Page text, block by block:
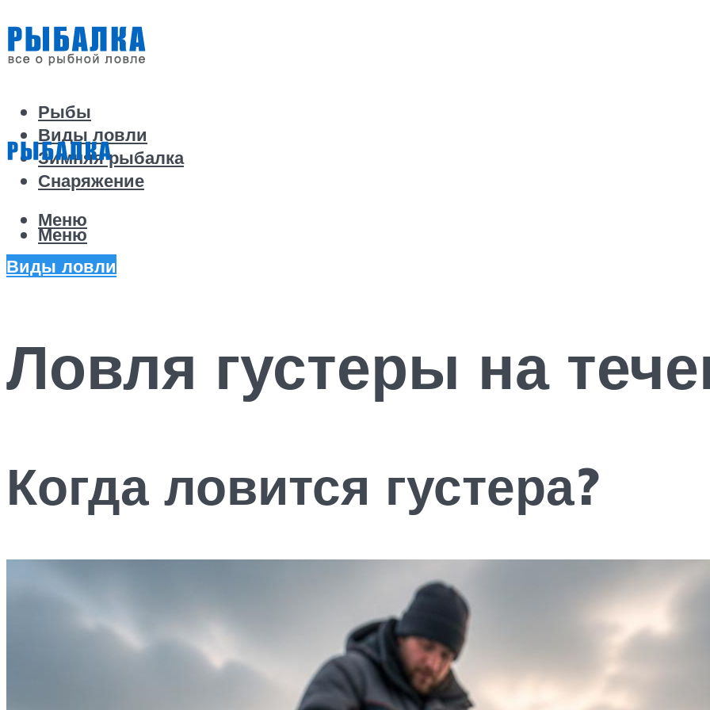
Рыбы
Виды ловли
Зимняя рыбалка
Снаряжение
Меню
Меню
Виды ловли
Ловля густеры на
Когда ловится густера?